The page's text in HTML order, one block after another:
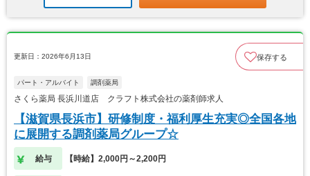
更新日：2026年6月13日 保存する
パート・アルバイト 調剤薬局
さくら薬局 長浜川道店 クラフト株式会社の薬剤師求人
【滋賀県長浜市】研修制度・福利厚生充実◎全国各地
に展開する調剤薬局グループ☆
給与 【時給】2,000円～2,200円